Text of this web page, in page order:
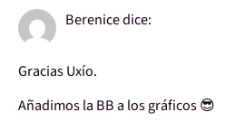
Berenicedice:
Gracias Uxío.
Añadimos la BB a los gráficos 😎